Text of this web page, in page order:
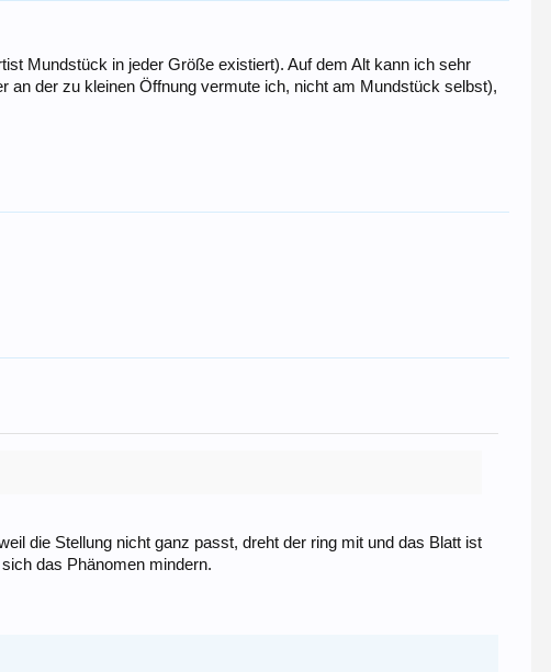
Mundstück in jeder Größe existiert). Auf dem Alt kann ich sehr
an der zu kleinen Öffnung vermute ich, nicht am Mundstück selbst),
die Stellung nicht ganz passt, dreht der ring mit und das Blatt ist
das Phänomen mindern.